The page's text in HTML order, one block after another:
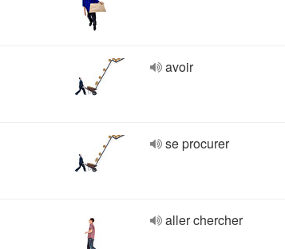
avoir
se procurer
aller chercher